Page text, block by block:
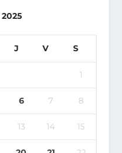
2025
J V S
1
6 7 8
13 14 15